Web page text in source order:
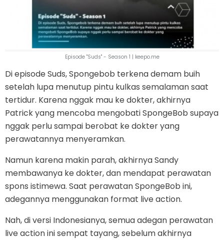
Episode "Suds" - Season 1 | keepo.me
Di episode Suds, Spongebob terkena demam buih
setelah lupa menutup pintu kulkas semalaman saat
tertidur. Karena nggak mau ke dokter, akhirnya
Patrick yang mencoba mengobati SpongeBob supaya
nggak perlu sampai berobat ke dokter yang
perawatannya menyeramkan.
Namun karena makin parah, akhirnya Sandy
membawanya ke dokter, dan mendapat perawatan
spons istimewa. Saat perawatan SpongeBob ini,
adegannya menggunakan format live action.
Nah, di versi Indonesianya, semua adegan perawatan
live action ini sempat tayang, sebelum akhirnya